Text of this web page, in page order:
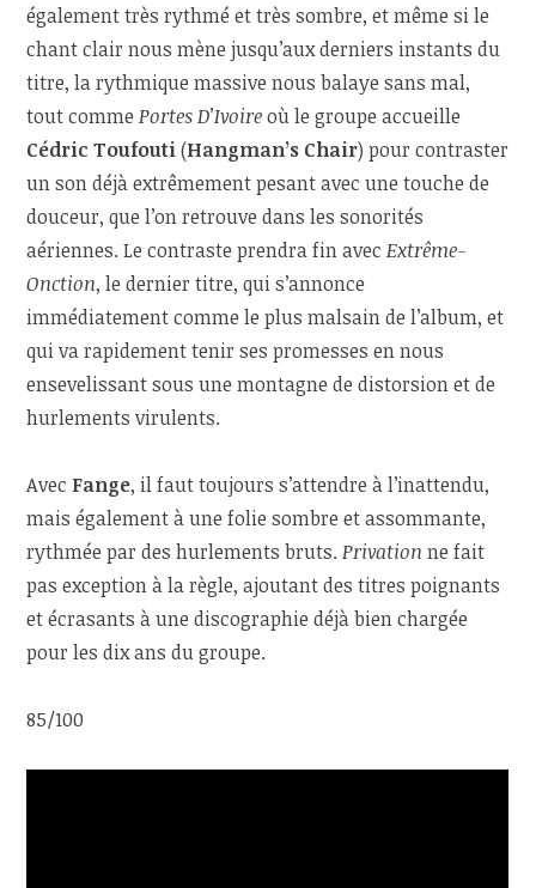
également très rythmé et très sombre, et même si le
chant clair nous mène jusqu’aux derniers instants du
titre, la rythmique massive nous balaye sans mal,
tout commePortes D’Ivoireoù le groupe accueille
Cédric Toufouti(Hangman’s Chair) pour contraster
un son déjà extrêmement pesant avec une touche de
douceur, que l’on retrouve dans les sonorités
aériennes. Le contraste prendra fin avecExtrême-
Onction, le dernier titre, qui s’annonce
immédiatement comme le plus malsain de l’album, et
qui va rapidement tenir ses promesses en nous
ensevelissant sous une montagne de distorsion et de
hurlements virulents.
Avec Fange, il faut toujours s’attendre à l’inattendu,
mais également à une folie sombre et assommante,
rythmée par des hurlements bruts.Privation ne fait
pas exception à la règle, ajoutant des titres poignants
et écrasants à une discographie déjà bien chargée
pour les dix ans du groupe.
85/100